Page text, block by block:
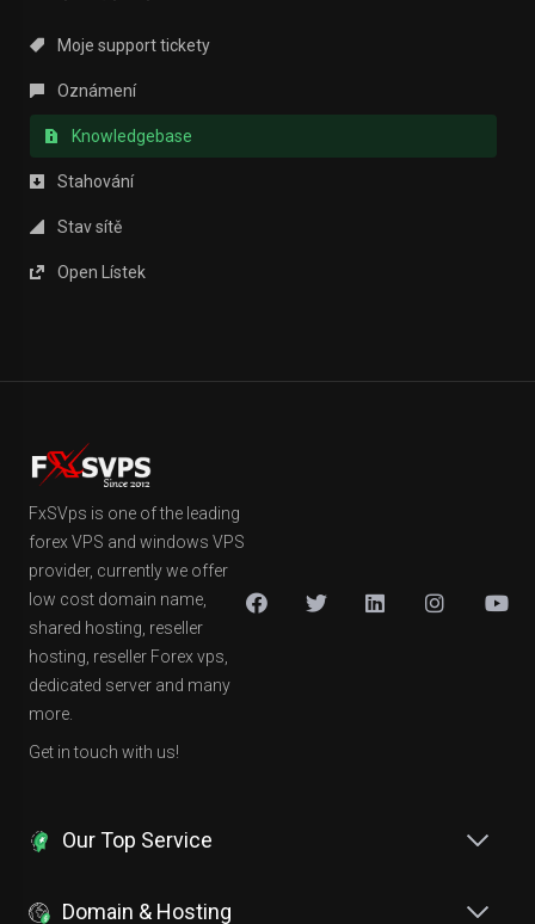
Moje support tickety
Oznámení
Knowledgebase
Stahování
Stav sítě
Open Lístek
FxSVps is one of the leading
forex VPS and windows VPS
provider, currently we offer
low cost domain name,
shared hosting, reseller
hosting, reseller Forex vps,
dedicated server and many
more.
Get in touch with us!
Our Top Service
Domain & Hosting